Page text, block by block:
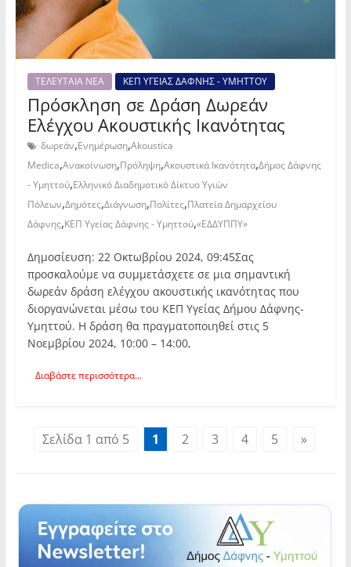
ΤΕΛΕΥΤΑΙΑ ΝΕΑ ΚΕΠ ΥΓΕΙΑΣ ΔΑΦΝΗΣ - ΥΜΗΤΤΟΥ
Πρόσκληση σε Δράση Δωρεάν
Ελέγχου Ακουστικής Ικανότητας
δωρεάν,Ενημέρωση,Akoustica
Medica,Ανακοίνωση,Πρόληψη,Ακουστικά Ικανότητα,Δήμος Δάφνης
- Υμηττού,Ελληνικό Διαδημοτικό Δίκτυο Υγιών
Πόλεων,Δημότες,Διάγνωση,Πολίτες,Πλατεία Δημαρχείου
Δάφνης,ΚΕΠ Υγείας Δάφνης - Υμηττού,«ΕΔΔΥΠΠΥ»
Δημοσίευση: 22 Οκτωβρίου 2024, 09:45Σας
προσκαλούμε να συμμετάσχετε σε μια σημαντική
δωρεάν δράση ελέγχου ακουστικής ικανότητας που
διοργανώνεται μέσω του ΚΕΠ Υγείας Δήμου Δάφνης-
Υμηττού. Η δράση θα πραγματοποιηθεί στις 5
Νοεμβρίου 2024, 10:00 – 14:00,
Διαβάστε περισσότερα...
Σελίδα 1 από 5 1 2 3 4 5 »